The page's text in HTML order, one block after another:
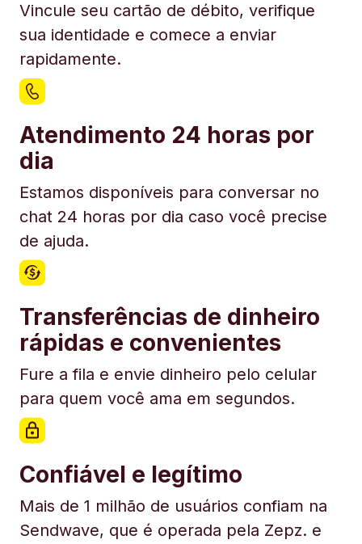
Vincule seu cartão de débito, verifique
sua identidade e comece a enviar
rapidamente.
Atendimento 24 horas por
dia
Estamos disponíveis para conversar no
chat 24 horas por dia caso você precise
de ajuda.
Transferências de dinheiro
rápidas e convenientes
Fure a fila e envie dinheiro pelo celular
para quem você ama em segundos.
Confiável e legítimo
Mais de 1 milhão de usuários confiam na
Sendwave, que é operada pela Zepz. e